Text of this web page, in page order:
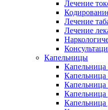
Лечение
Лечение
Лечение
Капельницы
Капельница
Капельница
Капельница